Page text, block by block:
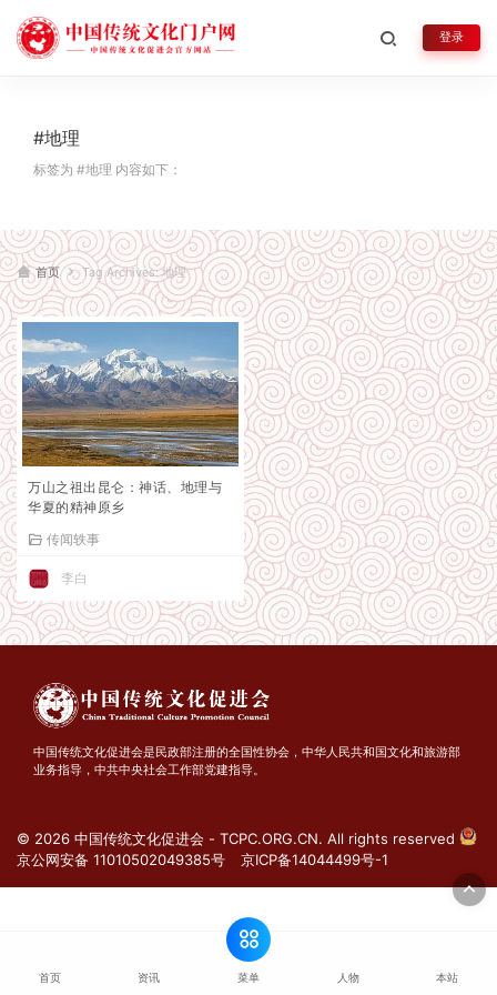
登录
#地理
标签为 #地理 内容如下：
首页 Tag Archives: 地理
万山之祖出昆仑：神话、地理与
华夏的精神原乡
传闻轶事
李白
中国传统文化促进会是民政部注册的全国性协会，中华人民共和国文化和旅游部
业务指导，中共中央社会工作部党建指导。
© 2026 中国传统文化促进会 - TCPC.ORG.CN. All rights reserved
京公网安备 11010502049385号
京ICP备14044499号-1
首页 资讯 菜单 人物 本站